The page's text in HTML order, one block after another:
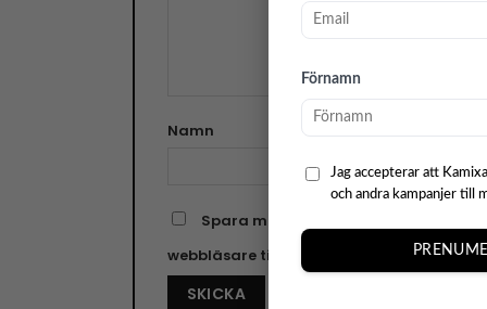
Förnamn
Jag accepterar att
och andra kampanjer till
Namn
Spara mitt namn, min e-postadress
webbläsare till nästa gång jag skriver en